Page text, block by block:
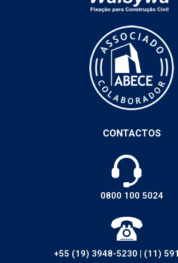
CONTACTOS
0800 100 5024
+55 (19) 3948-5230 | (11)